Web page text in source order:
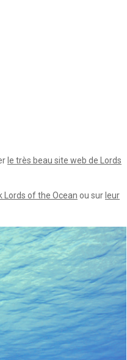
le très beau site web de Lords
Lords of the Ocean ou sur leur